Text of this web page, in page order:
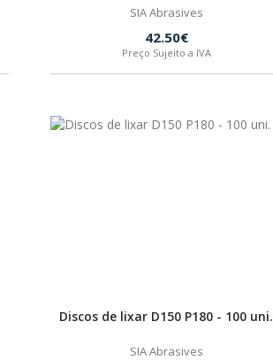
SIA Abrasives
42.50€
Preço Sujeito a IVA
Discos de lixar D150 P180 - 100 uni.
SIA Abrasives